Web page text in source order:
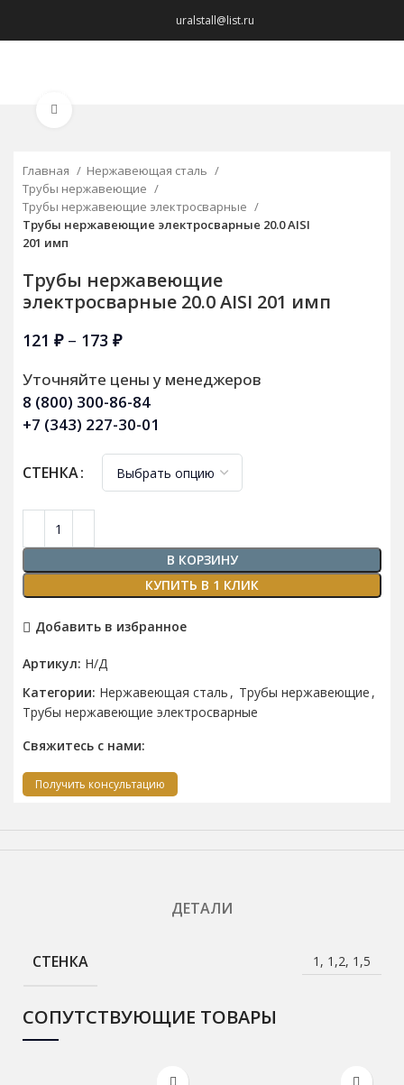
uralstall@list.ru
Главная
Нержавеющая сталь
Трубы нержавеющие
Трубы нержавеющие электросварные
Трубы нержавеющие электросварные 20.0 AISI
201 имп
Трубы нержавеющие
электросварные 20.0 AISI 201 имп
121 ₽ – 173 ₽
Уточняйте цены у менеджеров
8 (800) 300-86-84
+7 (343) 227-30-01
СТЕНКА
В КОРЗИНУ
КУПИТЬ В 1 КЛИК
Добавить в избранное
Артикул: Н/Д
Категории: Нержавеющая сталь , Трубы нержавеющие ,
Трубы нержавеющие электросварные
Свяжитесь с нами:
Получить консультацию
ДЕТАЛИ
СТЕНКА 1, 1,2, 1,5
СОПУТСТВУЮЩИЕ ТОВАРЫ